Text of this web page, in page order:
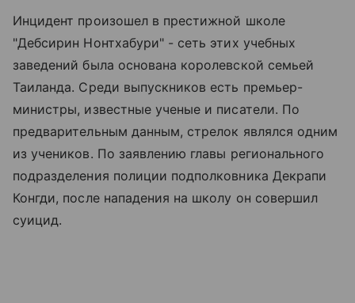
Инцидент произошел в престижной школе
"Дебсирин Нонтхабури" - сеть этих учебных
заведений была основана королевской семьей
Таиланда. Среди выпускников есть премьер-
министры, известные ученые и писатели. По
предварительным данным, стрелок являлся одним
из учеников. По заявлению главы регионального
подразделения полиции подполковника Декрапи
Конгди, после нападения на школу он совершил
суицид.